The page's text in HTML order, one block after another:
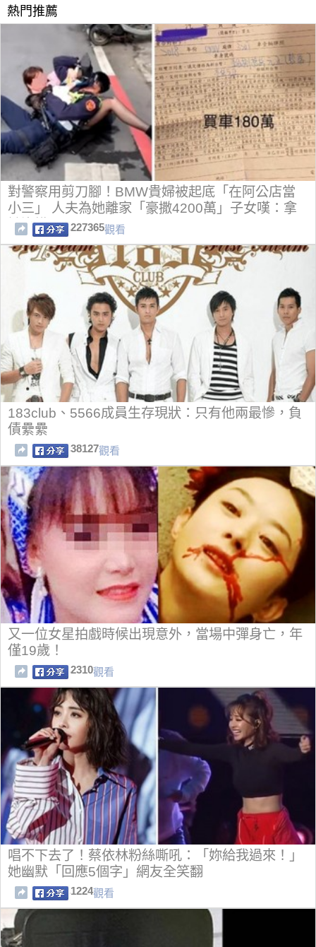
熱門推薦
對警察用剪刀腳！BMW貴婦被起底「在阿公店當
小三」 人夫為她離家「豪撒4200萬」子女嘆：拿
她沒轍
227365觀看
183club、5566成員生存現狀：只有他兩最慘，負
債纍纍
38127觀看
又一位女星拍戲時候出現意外，當場中彈身亡，年
僅19歲！
2310觀看
唱不下去了！蔡依林粉絲嘶吼：「妳給我過來！」
她幽默「回應5個字」網友全笑翻
1224觀看